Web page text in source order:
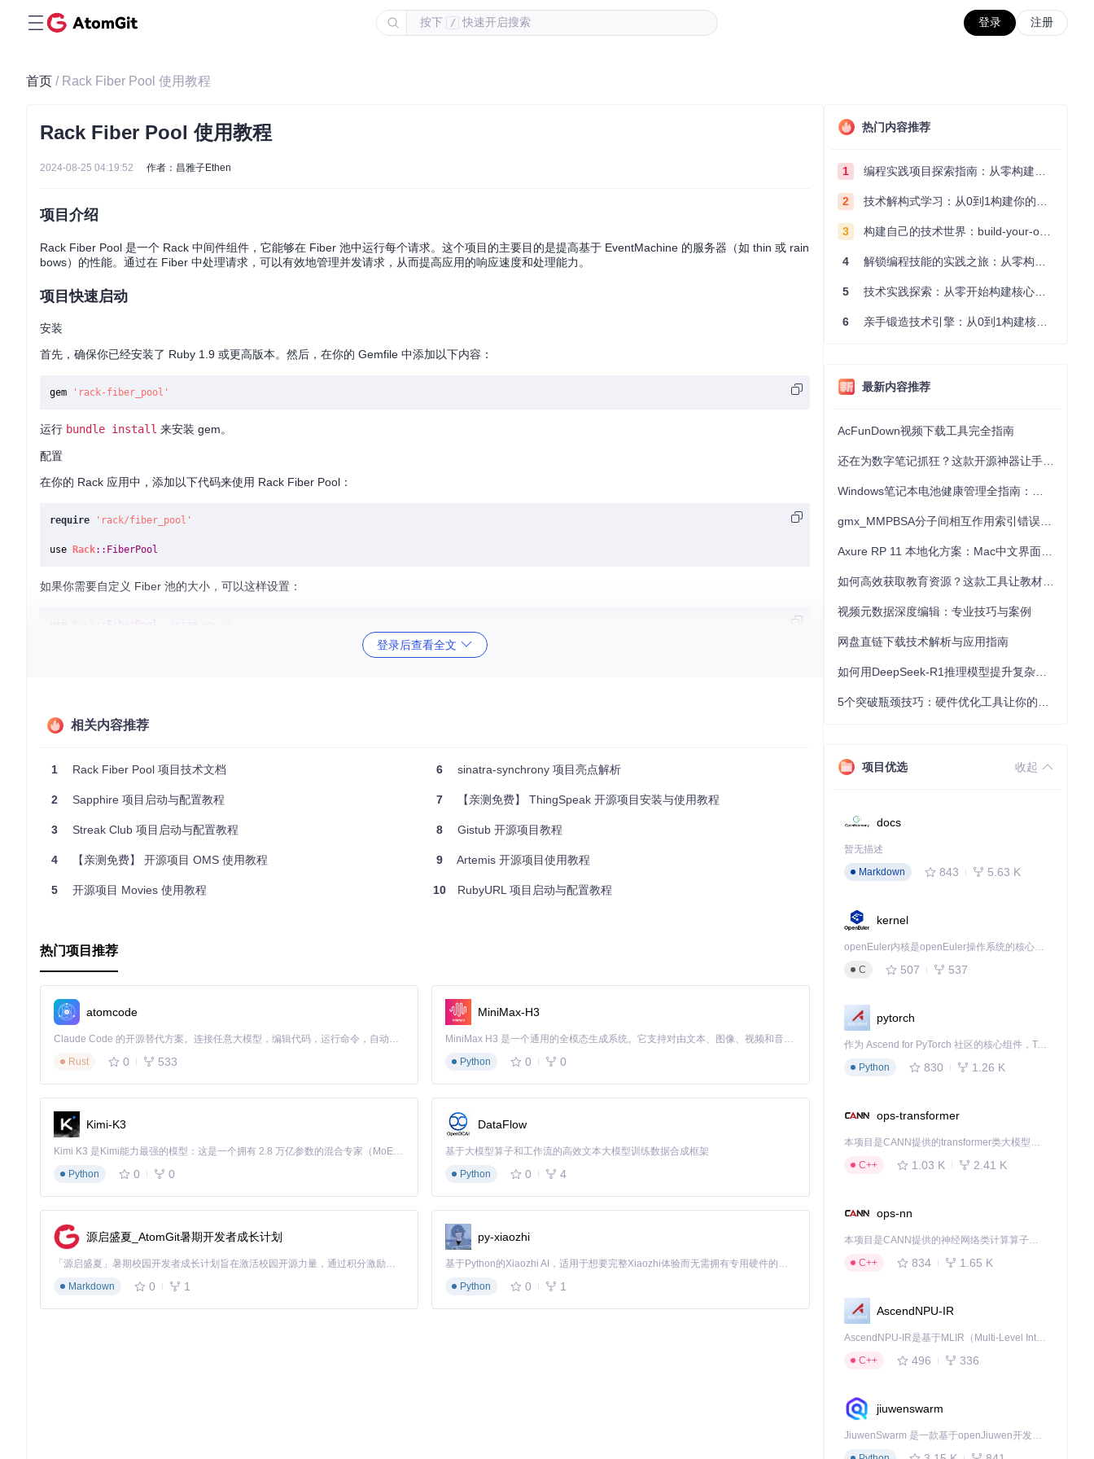
按下 / 快速开启搜索 登录 注册
首页 / Rack Fiber Pool 使用教程
Rack Fiber Pool 使用教程
2024-08-25 04:19:52 作者：昌雅子Ethen
项目介绍
Rack Fiber Pool 是一个 Rack 中间件组件，它能够在 Fiber 池中运行每个请求。这个项目的主要目的是提高基于 EventMachine 的服务器（如 thin 或 rain
bows）的性能。通过在 Fiber 中处理请求，可以有效地管理并发请求，从而提高应用的响应速度和处理能力。
项目快速启动
安装
首先，确保你已经安装了 Ruby 1.9 或更高版本。然后，在你的 Gemfile 中添加以下内容：
gem 'rack-fiber_pool'
运行 bundle install 来安装 gem。
配置
在你的 Rack 应用中，添加以下代码来使用 Rack Fiber Pool：
require 'rack/fiber_pool'
use Rack: :FiberPool
如果你需要自定义 Fiber 池的大小，可以这样设置：
:FiberPool 25
require 'rack/fiber_pool'
"Hello, world!"
应用案例和最佳实践
应用案例
最佳实践
尽早插入中间件
合理设置 Fiber 池大小：根据你的应用负载和硬件资源，合理设置 Fiber 池的大小，避免资源浪费或不足。
异常处理
：通过自定义异常处理逻辑，确保在 Fiber 中处理的请求能够优雅地处理异常情况。
典型生态项目
Rack Fiber Pool 通常与其他 Rack 中间件和 Ruby Web 框架一起使用，以构建高性能的 Web 应用。以下是一些典型的生态项目：
Sinatra：一个轻量级的 Ruby Web 框架，与 Rack Fiber Pool 结合使用，可以构建高性能的 Web 应用。
Rails
：一个全功能的 Ruby Web 框架，通过在 Rails 中间件链中插入 Rack Fiber Pool，可以显著提高 Rails 应用的性能。
Thin ：一个基于 EventMachine 的高性能 Web 服务器，与 Rack Fiber Pool 结合使用，可以进一步提升应用的并发处理能力。
通过结合这些生态项目，你可以构建出既高效又稳定的 Web 应用。
登录后查看全文
相关内容推荐
1 Rack Fiber Pool 项目技术文档
2 Sapphire 项目启动与配置教程
3 Streak Club 项目启动与配置教程
4 【亲测免费】 开源项目 OMS 使用教程
5 开源项目 Movies 使用教程
6 sinatra-synchrony 项目亮点解析
7 【亲测免费】 ThingSpeak 开源项目安装与使用教程
8 Gistub 开源项目教程
9 Artemis 开源项目使用教程
10 RubyURL 项目启动与配置教程
热门项目推荐
atomcode
Claude Code 的开源替代方案。连接任意大模型，编辑代码，运行命令，自动验证 — 全自动执行。用 Rust 构建，极致性能。 ｜ An open-source alternative to Claude Code. Connect any LLM, edit code, run commands, and verify changes — autonomously. Built in Rust for speed. Get Started
Rust
0 533
MiniMax-H3
MiniMax H3 是一个通用的全模态生成系统。它支持对由文本、图像、视频和音频组成的多模态上下文进行统一理解，并能生成分辨率高达 2K、时长可达 15 秒的带原生立体声音频的视频。得益于面向任务泛化的系统设计，H3 在预训练阶段就已具备广泛的多模态上下文理解与生成能力，能够出色地执行复杂的多模态指令。
Python
0 0
Kimi-K3
Kimi K3 是Kimi能力最强的模型：这是一个拥有 2.8 万亿参数的混合专家（MoE）模型，具备原生视觉理解能力，并支持 100 万 token 的上下文窗口。
Python
0 0
DataFlow
基于大模型算子和工作流的高效文本大模型训练数据合成框架
Python
0 4
源启盛夏_AtomGit暑期开发者成长计划
「源启盛夏」暑期校园开发者成长计划旨在激活校园开源力量，通过积分激励、认证扶持、资源倾斜等形式，引导高校组织和开发者完成「入驻 — 建项目 — 做贡献 — 获认证 — 得资源」的完整闭环。无论你是想带领社团入驻平台的组织者，还是希望用代码贡献证明自己的开发者，都能在这里找到属于你的成长路径。
Markdown
0 1
py-xiaozhi
基于Python的Xiaozhi AI，适用于想要完整Xiaozhi体验而无需拥有专用硬件的用户。
Python
0 1
热门内容推荐
1 编程实践项目探索指南：从零构建技术能力体系
2 技术解构式学习：从0到1构建你的编程知识体系
3 构建自己的技术世界：build-your-own-x项目的实践探索指南
4 解锁编程技能的实践之旅：从零构建你的技术世界
5 技术实践探索：从零开始构建核心系统的实践指南
6 亲手锻造技术引擎：从0到1构建核心系统的实践指南
最新内容推荐
AcFunDown视频下载工具完全指南
视频元数据深度编辑：专业技巧与案例
网盘直链下载技术解析与应用指南
项目优选 收起
docs
暂无描述
Markdown
843 5.63 K
kernel
openEuler内核是openEuler操作系统的核心，既是系统性能与稳定性的基石，也是连接处理器、设备与服务的桥梁。
C
507 537
pytorch
作为 Ascend for PyTorch 社区的核心组件，TorchNPU 是昇腾专为 PyTorch 打造的深度学习适配插件，使 PyTorch 框架能够直接调用昇腾 NPU，为开发者提供昇腾 AI 处理器的超强算力。
Python
830 1.26 K
ops-transformer
本项目是CANN提供的transformer类大模型算子库，实现网络在NPU上加速计算。
C++
1.03 K 2.41 K
ops-nn
本项目是CANN提供的神经网络类计算算子库，实现网络在NPU上加速计算。
C++
834 1.65 K
AscendNPU-IR
AscendNPU-IR是基于MLIR（Multi-Level Intermediate Representation）构建的，面向昇腾亲和算子编译时使用的中间表示，提供昇腾完备表达能力，通过编译优化提升昇腾AI处理器计算效率，支持通过生态框架使能昇腾AI处理器与深度调优
C++
496 336
jiuwenswarm
JiuwenSwarm 是一款基于openJiuwen开发的智能AI Agent，它能够将大语言模型的强大能力，通过你日常使用的各类通讯应用，直接延伸至你的指尖。